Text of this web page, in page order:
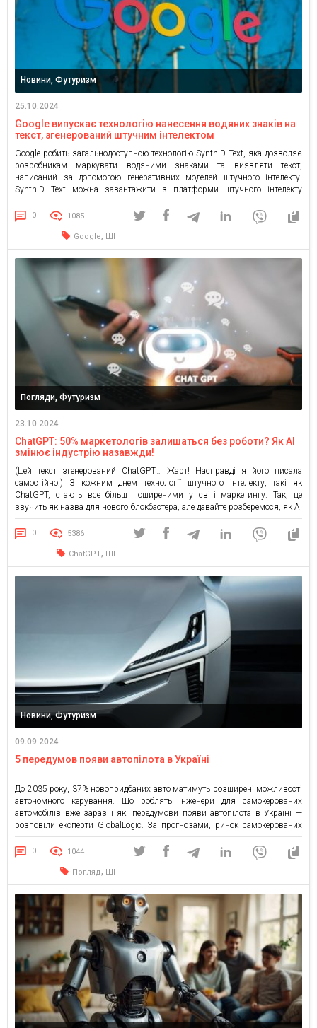
Новини, Футуризм
25.10.2024
Google випускає технологію нанесення водяних знаків на
текст, згенерований штучним інтелектом
Google робить загальнодоступною технологію SynthID Text, яка дозволяє
розробникам маркувати водяними знаками та виявляти текст,
написаний за допомогою генеративних моделей штучного інтелекту.
SynthID Text можна завантажити з платформи штучного інтелекту
Hugging Face та оновленого інструментарію Responsible GenAI Toolkit від
Google. Ми відкриваємо вихідний код нашого інструменту для створення
водяних знаків SynthID Text. Він буде доступний […]
0 1085
Google, ШІ
Погляди, Футуризм
23.10.2024
ChatGPT: 50% маркетологів залишаться без роботи? Як AI
змінює індустрію назавжди!
(Цей текст згенерований ChatGPT… Жарт! Насправді я його писала
самостійно.) З кожним днем технології штучного інтелекту, такі як
ChatGPT, стають все більш поширеними у світі маркетингу. Так, це
звучить як назва для нового блокбастера, але давайте розберемося, як AI
може загрожувати нашим робочим місцям, і чи справді він насправді
такий небезпечний. Деякі маркетологи вже починають […]
0 5386
ChatGPT, ШІ
Новини, Футуризм
09.09.2024
5 передумов появи автопілота в Україні
До 2035 року, 37% новопридбаних авто матимуть розширені можливості
автономного керування. Що роблять інженери для самокерованих
автомобілів вже зараз і які передумови появи автопілота в Україні —
розповіли експерти GlobalLogic. За прогнозами, ринок самокерованих
авто сягне $557 млрд до 2026 року (з $54 млрд у 2019). Tesla була
однією з перших компаній, яка почала масово виробляти електромобіли,
0 1044
Погляд, ШІ